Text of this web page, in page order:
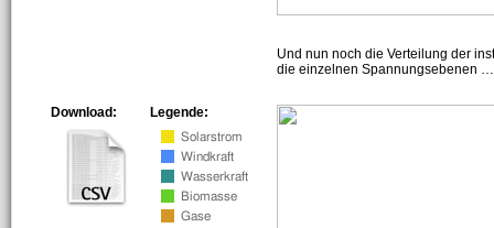
Und nun noch die Verteilung der
die einzelnen Spannungsebenen
Legende:
Download: